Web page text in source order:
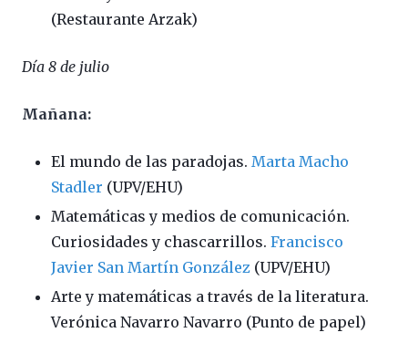
(Restaurante Arzak)
Día 8 de julio
Mañana:
El mundo de las paradojas. Marta Macho
Stadler (UPV/EHU)
Matemáticas y medios de comunicación.
Curiosidades y chascarrillos. Francisco
Javier San Martín González (UPV/EHU)
Arte y matemáticas a través de la literatura.
Verónica Navarro Navarro (Punto de papel)